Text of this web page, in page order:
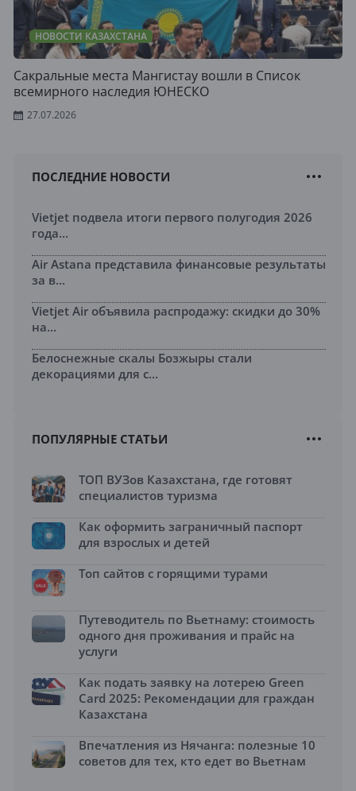
НОВОСТИ КАЗАХСТАНА
Сакральные места Мангистау вошли в Список
всемирного наследия ЮНЕСКО
27.07.2026
ПОСЛЕДНИЕ НОВОСТИ
Vietjet подвела итоги первого полугодия 2026
года...
Air Astana представила финансовые результаты
за в...
Vietjet Air объявила распродажу: скидки до 30%
на...
Белоснежные скалы Бозжыры стали
декорациями для с...
ПОПУЛЯРНЫЕ СТАТЬИ
ТОП ВУЗов Казахстана, где готовят
специалистов туризма
Как оформить заграничный паспорт
для взрослых и детей
Топ сайтов с горящими турами
Путеводитель по Вьетнаму: стоимость
одного дня проживания и прайс на
услуги
Как подать заявку на лотерею Green
Card 2025: Рекомендации для граждан
Казахстана
Впечатления из Нячанга: полезные 10
советов для тех, кто едет во Вьетнам